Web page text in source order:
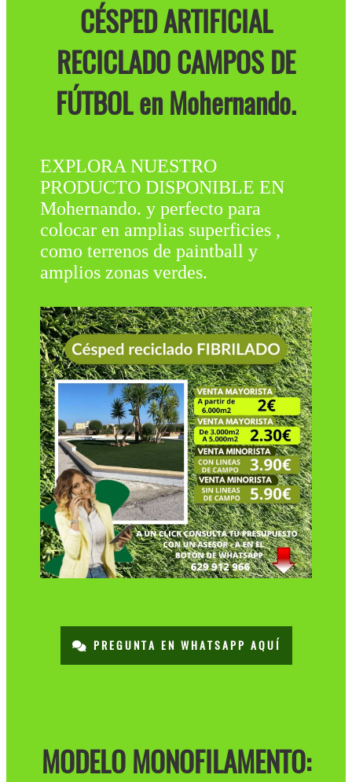
CÉSPED ARTIFICIAL
RECICLADO CAMPOS DE
FÚTBOL en Mohernando.
EXPLORA NUESTRO
PRODUCTO DISPONIBLE EN
Mohernando. y perfecto para
colocar en amplias superficies ,
como terrenos de paintball y
amplios zonas verdes.
PREGUNTA EN WHATSAPP AQUÍ
MODELO MONOFILAMENTO: